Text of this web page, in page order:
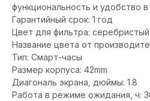
функциональность и удобство
Гарантийный срок: 1 год
Цвет для фильтра: серебристый
Название цвета от
Тип: Смарт-часы
Размер корпуса: 42mm
Диагональ экрана, дюймы: 1.8
Работа в режиме ожидания, ч: